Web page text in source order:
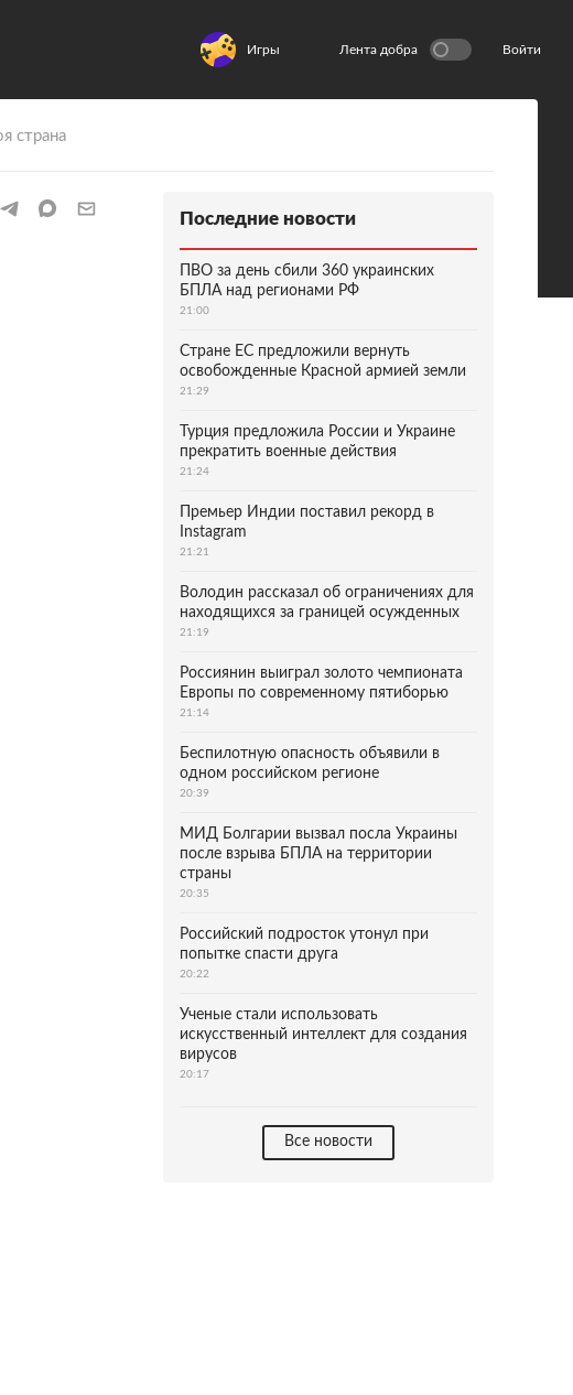
Игры Лента добра Войти
страна
Последние новости
ПВО за день сбили 360 украинских
БПЛА над регионами РФ
21:00
Стране ЕС предложили вернуть
освобожденные Красной армией земли
21:29
Турция предложила России и Украине
прекратить военные действия
21:24
Премьер Индии поставил рекорд в
Instagram
21:21
Володин рассказал об ограничениях для
находящихся за границей осужденных
21:19
Россиянин выиграл золото чемпионата
Европы по современному пятиборью
21:14
Беспилотную опасность объявили в
одном российском регионе
20:39
МИД Болгарии вызвал посла Украины
после взрыва БПЛА на территории
страны
20:35
Российский подросток утонул при
попытке спасти друга
20:22
Ученые стали использовать
искусственный интеллект для создания
вирусов
20:17
Все новости